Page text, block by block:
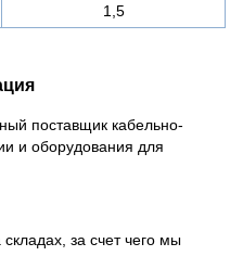
1,5
поставщик кабельно-
и оборудования для
за счет чего мы